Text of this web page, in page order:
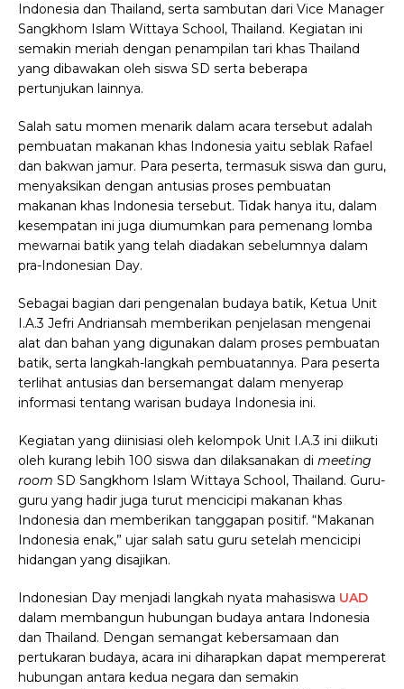
Indonesia dan Thailand, serta sambutan dari Vice Manager
Sangkhom Islam Wittaya School, Thailand. Kegiatan ini
semakin meriah dengan penampilan tari khas Thailand
yang dibawakan oleh siswa SD serta beberapa
pertunjukan lainnya.
Salah satu momen menarik dalam acara tersebut adalah
pembuatan makanan khas Indonesia yaitu seblak Rafael
dan bakwan jamur. Para peserta, termasuk siswa dan guru,
menyaksikan dengan antusias proses pembuatan
makanan khas Indonesia tersebut. Tidak hanya itu, dalam
kesempatan ini juga diumumkan para pemenang lomba
mewarnai batik yang telah diadakan sebelumnya dalam
pra-Indonesian Day.
Sebagai bagian dari pengenalan budaya batik, Ketua Unit
I.A.3 Jefri Andriansah memberikan penjelasan mengenai
alat dan bahan yang digunakan dalam proses pembuatan
batik, serta langkah-langkah pembuatannya. Para peserta
terlihat antusias dan bersemangat dalam menyerap
informasi tentang warisan budaya Indonesia ini.
Kegiatan yang diinisiasi oleh kelompok Unit I.A.3 ini diikuti
oleh kurang lebih 100 siswa dan dilaksanakan di meeting
room SD Sangkhom Islam Wittaya School, Thailand. Guru-
guru yang hadir juga turut mencicipi makanan khas
Indonesia dan memberikan tanggapan positif. “Makanan
Indonesia enak,” ujar salah satu guru setelah mencicipi
hidangan yang disajikan.
Indonesian Day menjadi langkah nyata mahasiswa UAD
dalam membangun hubungan budaya antara Indonesia
dan Thailand. Dengan semangat kebersamaan dan
pertukaran budaya, acara ini diharapkan dapat mempererat
hubungan antara kedua negara dan semakin